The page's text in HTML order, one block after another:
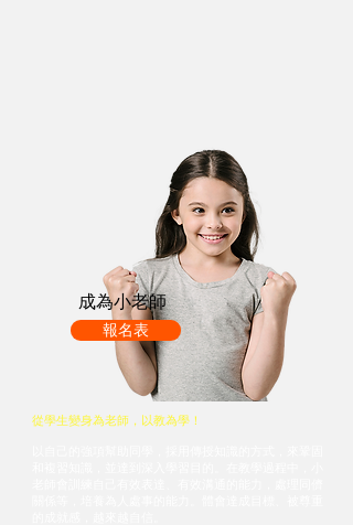
成為小老師
報名表
從學生變身為老師，以教為學！